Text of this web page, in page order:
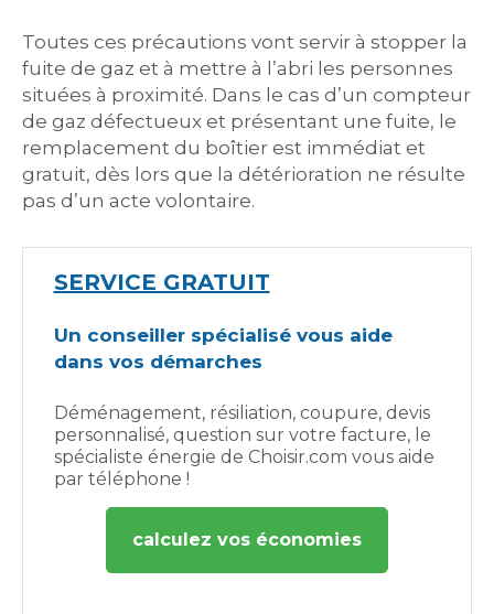
Toutes ces précautions vont servir à stopper la
fuite de gaz et à mettre à l’abri les personnes
situées à proximité. Dans le cas d’un compteur
de gaz défectueux et présentant une fuite, le
remplacement du boîtier est immédiat et
gratuit, dès lors que la détérioration ne résulte
pas d’un acte volontaire.
SERVICE GRATUIT
Un conseiller spécialisé vous aide
dans vos démarches
Déménagement, résiliation, coupure, devis
personnalisé, question sur votre facture, le
spécialiste énergie de Choisir.com vous aide
par téléphone !
calculez vos économies